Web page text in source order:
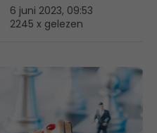
6 juni 2023, 09:53
2245 x gelezen